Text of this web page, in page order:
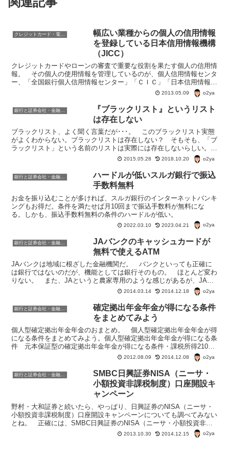
幅広い業種からの個人の信用情報
を登録している日本信用情報機構
（JICC）
クレジットカードやローンの審査で重要な役割を果たす個人の信用情
報。 その個人の使用情報を管理しているのが、個人信用情報センタ
ー、「全国銀行個人信用情報センター」「ＣＩＣ」「日本信用情報機
構」の３機関。 それぞれの役割を見てみよう。 ・全国銀...
2013.05.09 o2ya
銀行と証券会社・金融商品
『ブラックリスト』というリスト
は存在しない
ブラックリスト、よく聞く言葉だが･･･。 このブラックリスト実態
がよくわからない。ブラックリストは存在しない？ そもそも、「ブ
ラックリスト」という名前のリストは実際には存在しないらしい。
あるのは、信用情報機関の事故情報(異動情報や延滞情報...
2015.05.28 2018.10.20 o2ya
ハードルが低いスルガ銀行で振込
手数料無料
お金を振り込むことが多ければ、スルガ銀行のインターネットバンキ
ングもお得だ。条件を満たせば月10回まで振込手数料が無料にな
る。しかも、振込手数料無料の条件のハードルが低い。
2022.03.10 2023.04.21 o2ya
JAバンクのキャッシュカードが
無料で使えるATM
JAバンクは地域に根ざした金融機関だ。 バンクといっても正確に
は銀行ではないのだが、機能としては銀行そのもの。 ほとんど変わ
りない。 また、JAというと農家専用のような感じがあるが、JAバ
ンクの預金は農業従事者でなくても利用することができる...
2014.03.14 2014.12.18 o2ya
銀行と証券会社・金融商品
確定拠出年金年金が得になる条件
をまとめてみよう
個人型確定拠出年金年金のおまとめ。 個人型確定拠出年金年金が得
になる条件をまとめてみよう。個人型確定拠出年金年金が得になる条
件 元本保証型の確定拠出年金年金が得になる条件・課税所得210万
円以上であれば、金利0.025％でも、将来、特別法人...
2012.08.09 2014.12.08 o2ya
銀行と証券会社・金融商品
SMBC日興証券NISA（ニーサ・
小額投資非課税制度）口座開設キ
ャンペーン
野村・大和証券と続いたら、やっぱり、日興証券のNISA（ニーサ・
小額投資非課税制度）口座開設キャンペーンについても調べてみない
とね。 正確には、SMBC日興証券のNISA（ニーサ・小額投資非課
税制度）口座開設キャンペーンということになる。S...
2013.10.30 2014.12.15 o2ya